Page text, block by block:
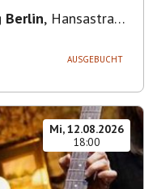
Berlin, Hansastraße
AUSGEBUCHT
Mi, 12.08.2026
18:00